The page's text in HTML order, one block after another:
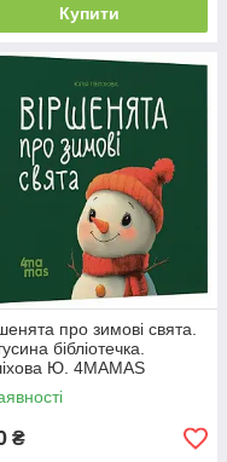
Купити
про зимові свята.
бібліотечка.
Ю. 4MAMAS
₴